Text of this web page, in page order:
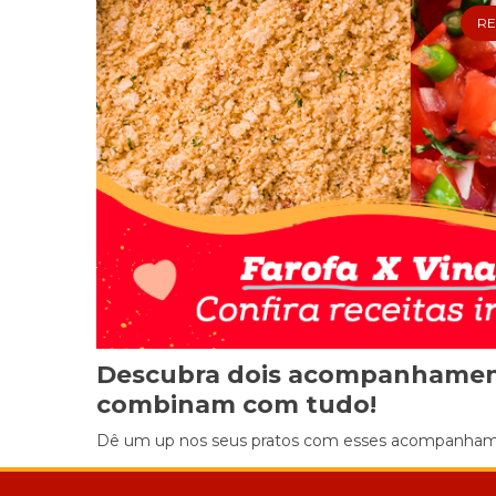
Descubra dois
combinam com tudo!
Dê um up nos seus pratos com esses